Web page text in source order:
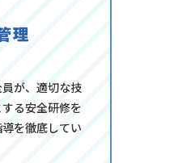
が、適切な技
る安全研修を
を徹底してい